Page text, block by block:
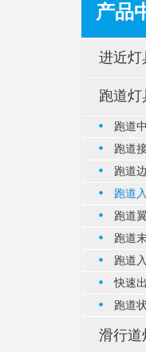
产品
进近灯
跑道灯
跑道
跑道
跑道
跑道
跑道
跑道
跑道
快速
跑道
滑行道